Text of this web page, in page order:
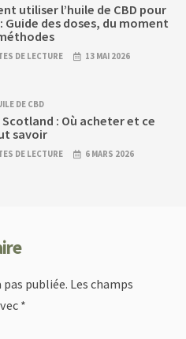
utiliser l’huile de CBD pour
Guide des doses, du moment
DE LECTURE 13 MAI 2026
DE CBD
Scotland : Où acheter et ce
savoir
DE LECTURE 6 MARS 2026
publiée. Les champs
*